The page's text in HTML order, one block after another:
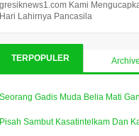
gresiknews1.com Kami
Hari Lahirnya Pancasila
TERPOPULER Archive
Seorang Gadis Muda Belia Mati
Pisah Sambut Kasatintelkam Dan